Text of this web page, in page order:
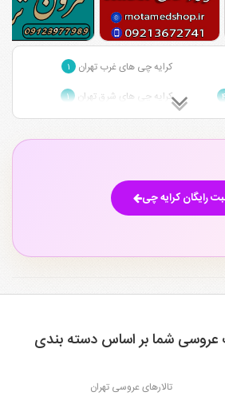
کرایه چی های غرب تهران ۱
کرایه چی های شرق تهران ۱
رایگان کرایه چی
شما بر اساس دسته بندی
تالارهای عروسی تهران